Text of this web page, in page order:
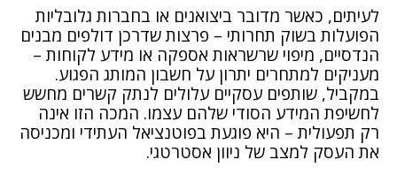
לעיתים, כאשר מדובר ביצואנים או בחברות גלובליות
הפועלות בשוק תחרותי – פרצות שדרכן דולפים מבנים
הנדסיים, מיפוי שרשראות אספקה או מידע לקוחות –
מעניקים למתחרים יתרון על חשבון המותג הפגוע.
במקביל, שותפים עסקיים עלולים לנתק קשרים מחשש
לחשיפת המידע הסודי שלהם עצמו. המכה הזו אינה
רק תפעולית – היא פוגעת בפוטנציאל העתידי ומכניסה
את העסק למצב של ניוון אסטרטגי.